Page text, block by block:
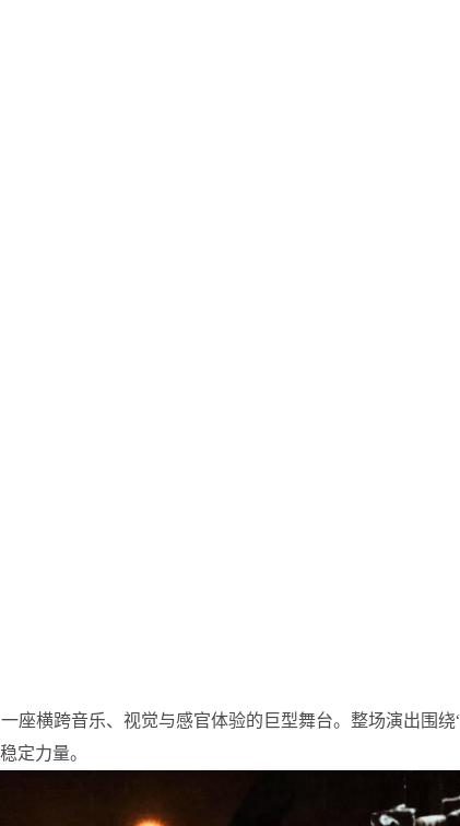
横跨音乐、视觉与感官体验的巨型舞台。整场演出围
稳定力量。